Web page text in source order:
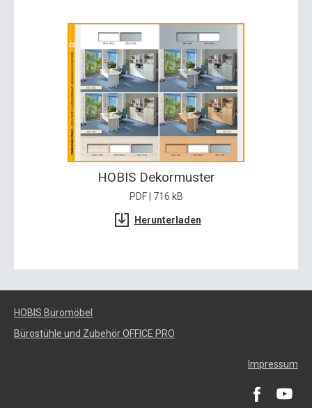
HOBIS Dekormuster
PDF | 716 kB
Herunterladen
HOBIS Büromöbel
Bürostühle und Zubehör OFFICE PRO
Impressum